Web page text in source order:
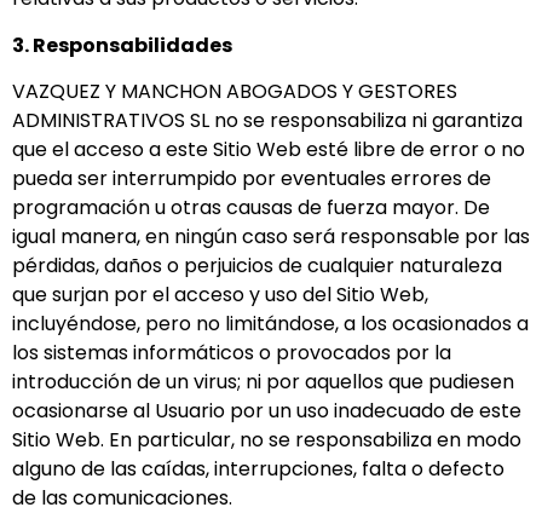
3. Responsabilidades
VAZQUEZ Y MANCHON ABOGADOS Y GESTORES
ADMINISTRATIVOS SL no se responsabiliza ni garantiza
que el acceso a este Sitio Web esté libre de error o no
pueda ser interrumpido por eventuales errores de
programación u otras causas de fuerza mayor. De
igual manera, en ningún caso será responsable por las
pérdidas, daños o perjuicios de cualquier naturaleza
que surjan por el acceso y uso del Sitio Web,
incluyéndose, pero no limitándose, a los ocasionados a
los sistemas informáticos o provocados por la
introducción de un virus; ni por aquellos que pudiesen
ocasionarse al Usuario por un uso inadecuado de este
Sitio Web. En particular, no se responsabiliza en modo
alguno de las caídas, interrupciones, falta o defecto
de las comunicaciones.